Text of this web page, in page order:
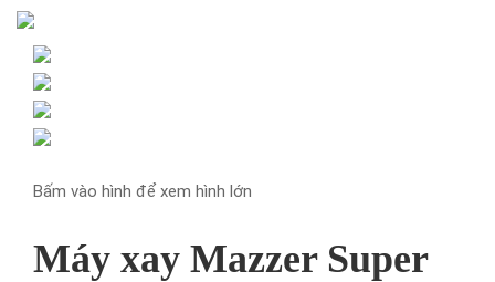
Máy xay sinh tố công
Bấm vào hình để xem hình lớn
Máy xay Mazzer Super